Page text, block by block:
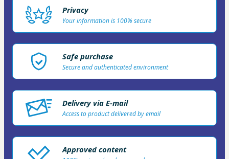
Privacy
Your information is 100% secure
Safe purchase
Secure and authenticated environment
Delivery via E-mail
Access to product delivered by email
Approved content